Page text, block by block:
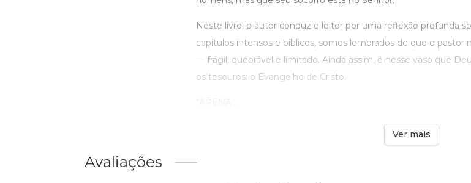
Neste livro, o autor conduz o leitor por uma reflexão profunda
capítulos intensos e bíblicos, somos lembrados de que o pastor
— frágil, quebrável e limitado. Ainda assim, é nesse vaso que
os tesouros: o Evangelho de Cristo.
Ver mais
Avaliações